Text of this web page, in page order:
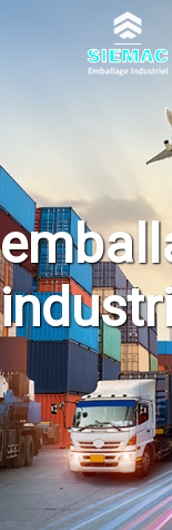
Panneau de gestion